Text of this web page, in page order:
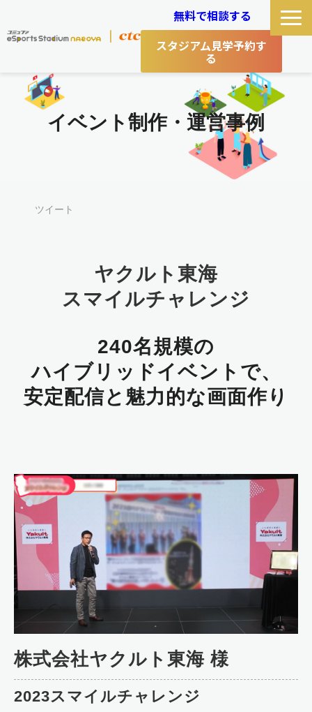
無料で相談する
スタジアム見学予約す
る
コミュスタ とは
コミュスタができること
イベント制作・運営事例
イベント制作・運営事例
ツイート
ヤクルト東海
スマイルチャレンジ
240名規模の
ハイブリッドイベントで、
安定配信と魅力的な画面作り
株式会社ヤクルト東海 様
2023スマイルチャレンジ